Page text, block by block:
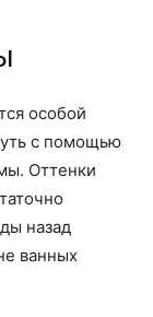
особой
с помощью
Оттенки
назад
ванных